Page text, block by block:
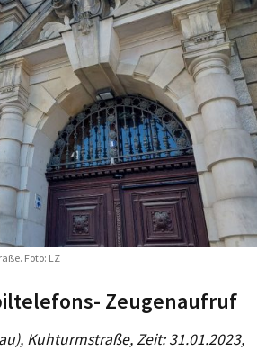
Foto: LZ
Zeugenaufruf
Kuhturmstraße, Zeit: 31.01.2023,